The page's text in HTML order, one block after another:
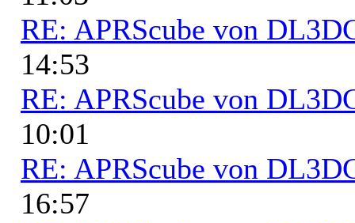
RE: APRScube von
14:53
RE: APRScube von
10:01
RE: APRScube von
16:57